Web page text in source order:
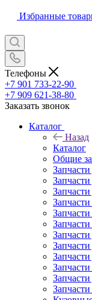
Избранные
Телефоны
+7 901 733-22-90
+7 909 621-38-80
Заказать звонок
Каталог
Назад
Каталог
Общие